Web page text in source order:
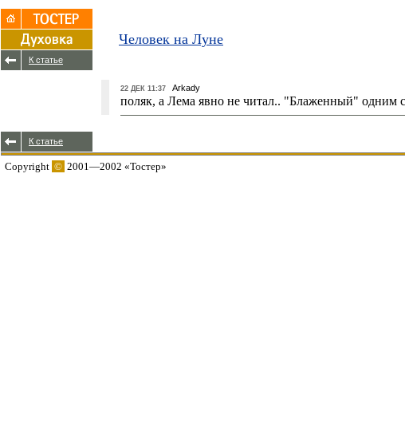
К статье
Человек на Луне
22 ДЕК 11:37 Arkady
поляк, а Лема явно не читал.. "Блаженный" одним
К статье
Copyright © 2001—2002 «Тостер»